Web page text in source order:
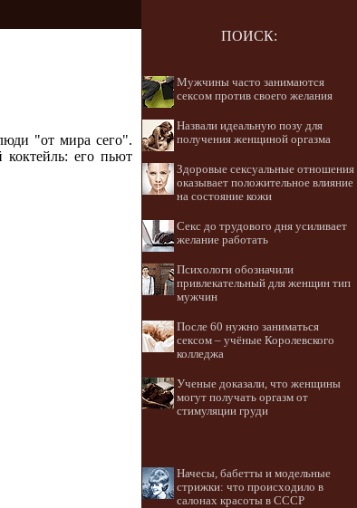
"от мира сего".
коктейль: его пьют
ПОИСК:
Мужчины часто занимаются
сексом против своего желания
Назвали идеальную позу для
получения женщиной оргазма
Здоровые сексуальные отношения
оказывает положительное влияние
на состояние кожи
Секс до трудового дня усиливает
желание работать
Психологи обозначили
привлекательный для женщин тип
мужчин
После 60 нужно заниматься
сексом – учёные Королевского
колледжа
Ученые доказали, что женщины
могут получать оргазм от
стимуляции груди
Начесы, бабетты и модельные
стрижки: что происходило в
салонах красоты в СССР